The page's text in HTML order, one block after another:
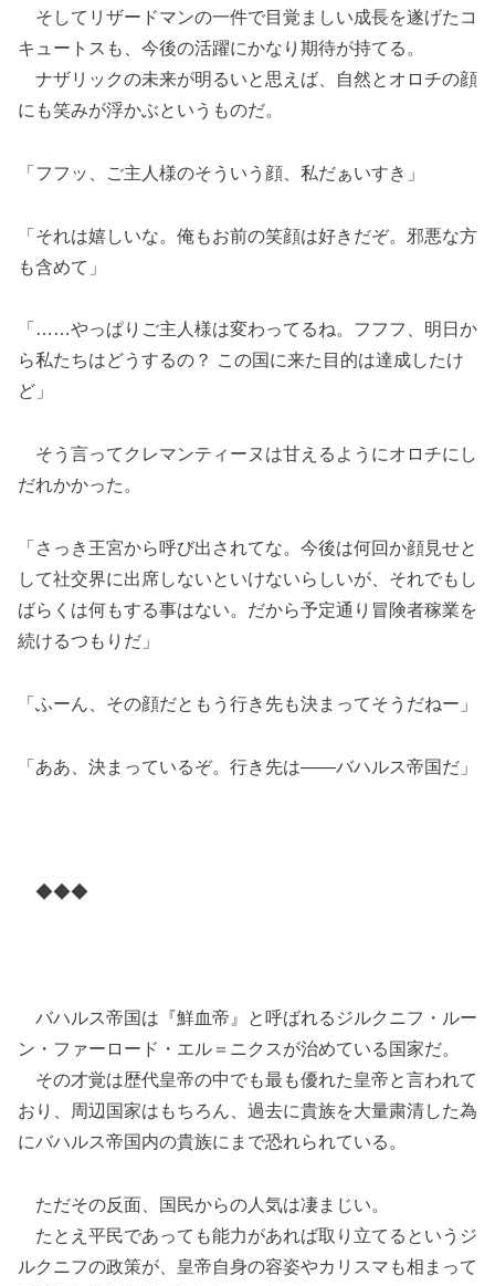
そしてリザードマンの一件で目覚ましい成長を遂げたコ
キュートスも、今後の活躍にかなり期待が持てる。
ナザリックの未来が明るいと思えば、自然とオロチの顔
にも笑みが浮かぶというものだ。
「フフッ、ご主人様のそういう顔、私だぁいすき」
「それは嬉しいな。俺もお前の笑顔は好きだぞ。邪悪な方
も含めて」
「……やっぱりご主人様は変わってるね。フフフ、明日か
ら私たちはどうするの？ この国に来た目的は達成したけ
ど」
そう言ってクレマンティーヌは甘えるようにオロチにし
だれかかった。
「さっき王宮から呼び出されてな。今後は何回か顔見せと
して社交界に出席しないといけないらしいが、それでもし
ばらくは何もする事はない。だから予定通り冒険者稼業を
続けるつもりだ」
「ふーん、その顔だともう行き先も決まってそうだねー」
「ああ、決まっているぞ。行き先は――バハルス帝国だ」
◆◆◆
バハルス帝国は『鮮血帝』と呼ばれるジルクニフ・ルー
ン・ファーロード・エル＝ニクスが治めている国家だ。
その才覚は歴代皇帝の中でも最も優れた皇帝と言われて
おり、周辺国家はもちろん、過去に貴族を大量粛清した為
にバハルス帝国内の貴族にまで恐れられている。
ただその反面、国民からの人気は凄まじい。
たとえ平民であっても能力があれば取り立てるというジ
ルクニフの政策が、皇帝自身の容姿やカリスマも相まって